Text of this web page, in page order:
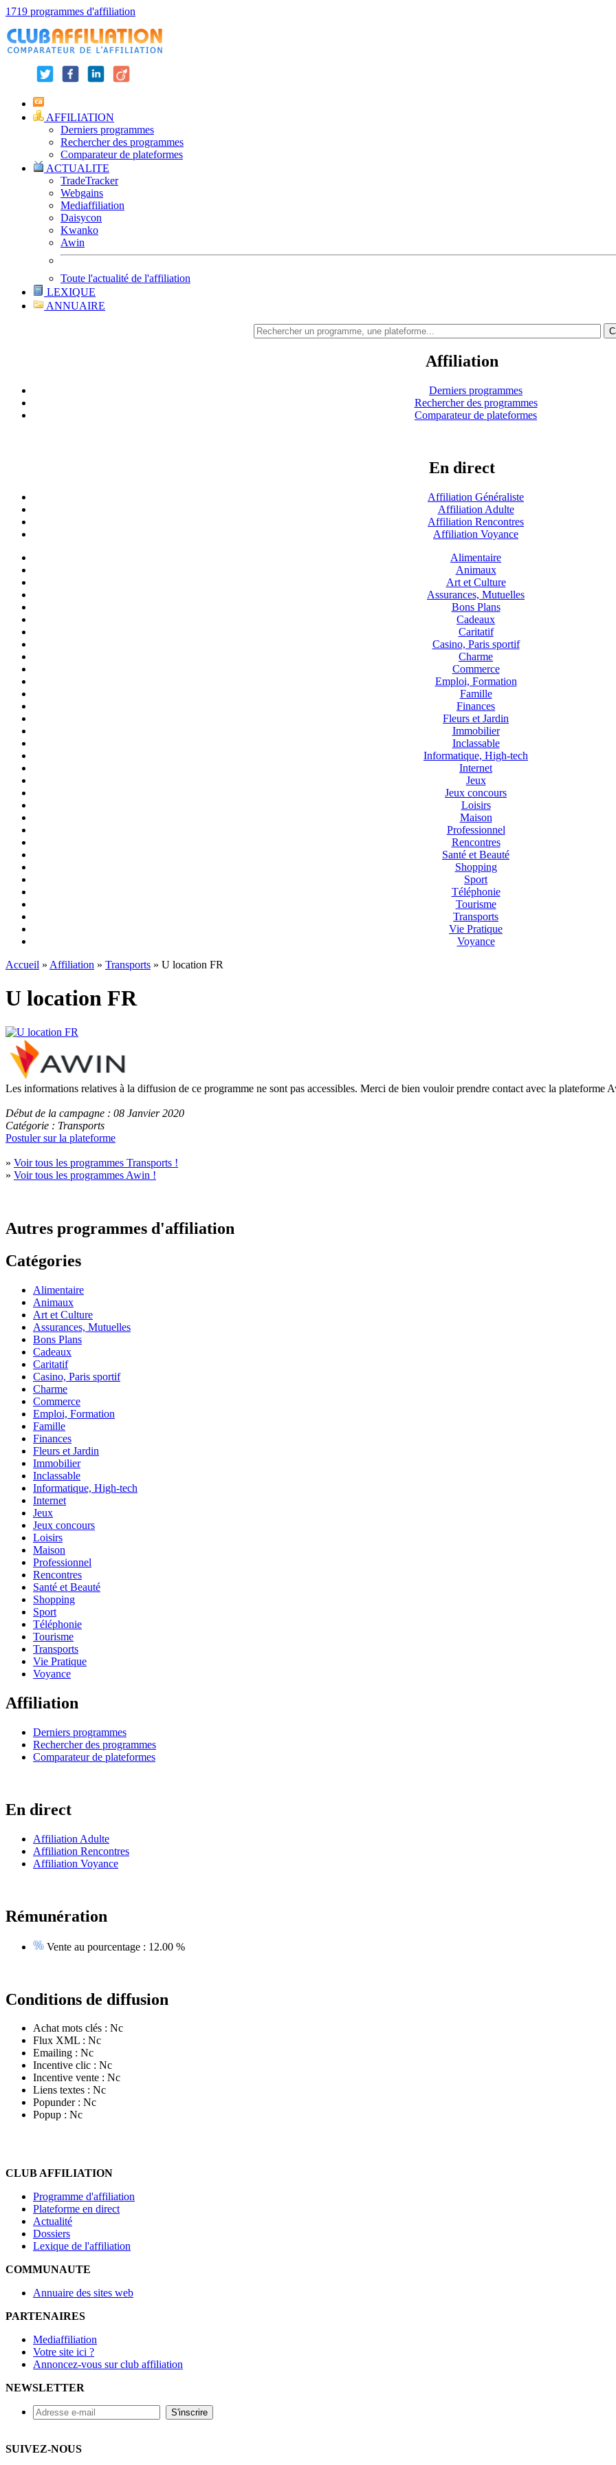
1719 programmes d'affiliation
AFFILIATION
Derniers programmes
Rechercher des programmes
Comparateur de plateformes
ACTUALITE
TradeTracker
Webgains
Mediaffiliation
Daisycon
Kwanko
Awin
Toute l'actualité de l'affiliation
LEXIQUE
ANNUAIRE
Affiliation
Derniers programmes
Rechercher des programmes
Comparateur de plateformes
En direct
Affiliation Généraliste
Affiliation Adulte
Affiliation Rencontres
Affiliation Voyance
Alimentaire
Animaux
Art et Culture
Assurances, Mutuelles
Bons Plans
Cadeaux
Caritatif
Casino, Paris sportif
Charme
Commerce
Emploi, Formation
Famille
Finances
Fleurs et Jardin
Immobilier
Inclassable
Informatique, High-tech
Internet
Jeux
Jeux concours
Loisirs
Maison
Professionnel
Rencontres
Santé et Beauté
Shopping
Sport
Téléphonie
Tourisme
Transports
Vie Pratique
Voyance
Accueil » Affiliation » Transports » U location FR
U location FR
Les informations relatives à la diffusion de ce programme ne sont pas accessibles. Merci de bien vouloir prendre contact avec la plateforme
Début de la campagne : 08 Janvier 2020
Catégorie : Transports
Postuler sur la plateforme
» Voir tous les programmes Transports !
» Voir tous les programmes Awin !
Autres programmes d'affiliation
Catégories
Alimentaire
Animaux
Art et Culture
Assurances, Mutuelles
Bons Plans
Cadeaux
Caritatif
Casino, Paris sportif
Charme
Commerce
Emploi, Formation
Famille
Finances
Fleurs et Jardin
Immobilier
Inclassable
Informatique, High-tech
Internet
Jeux
Jeux concours
Loisirs
Maison
Professionnel
Rencontres
Santé et Beauté
Shopping
Sport
Téléphonie
Tourisme
Transports
Vie Pratique
Voyance
Affiliation
Derniers programmes
Rechercher des programmes
Comparateur de plateformes
En direct
Affiliation Adulte
Affiliation Rencontres
Affiliation Voyance
Rémunération
Vente au pourcentage : 12.00 %
Conditions de diffusion
Achat mots clés : Nc
Flux XML : Nc
Emailing : Nc
Incentive clic : Nc
Incentive vente : Nc
Liens textes : Nc
Popunder : Nc
Popup : Nc
CLUB AFFILIATION
Programme d'affiliation
Plateforme en direct
Actualité
Dossiers
Lexique de l'affiliation
COMMUNAUTE
Annuaire des sites web
PARTENAIRES
Mediaffiliation
Votre site ici ?
Annoncez-vous sur club affiliation
NEWSLETTER
SUIVEZ-NOUS